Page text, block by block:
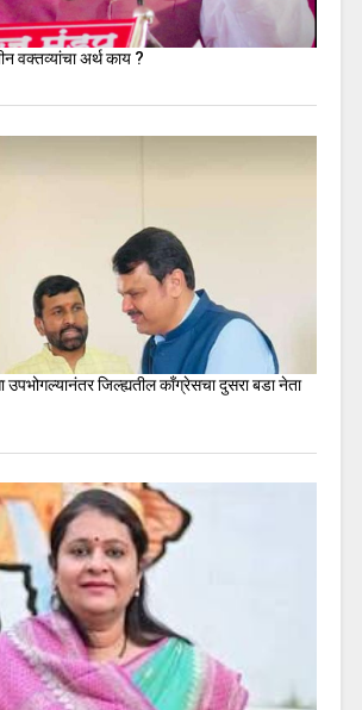
वक्तव्यांचा अर्थ काय ?
उपभोगल्यानंतर जिल्ह्यतील कॉंग्रेसचा दुसरा बडा नेता